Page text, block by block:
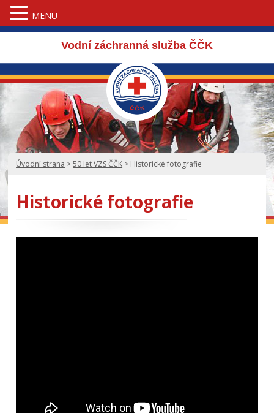
Vodní záchranná služba ČČK
Úvodní strana >50 let VZS ČČK > Historické fotografie
Historické fotografie
MENU